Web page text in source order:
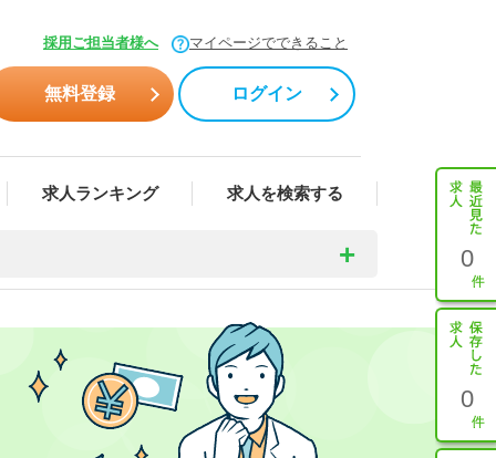
採用ご担当者様へ マイページでできること
無料登録 ログイン
求人ランキング 求人を検索する
0
0